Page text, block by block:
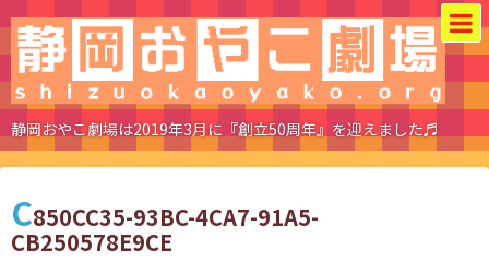
静岡おやこ劇場は2019年3月に『創立50周年』を迎えました♬
C850CC35-93BC-4CA7-91A5-
CB250578E9CE